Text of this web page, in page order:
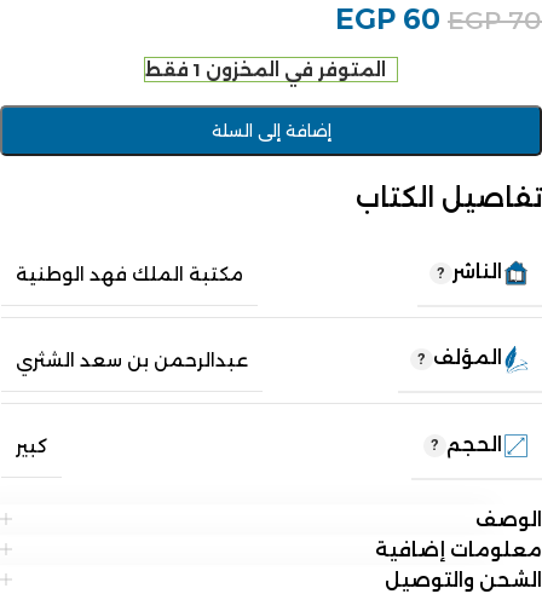
EGP70
EGP 60
المتوفر في المخزون 1 فقط
إضافة إلى السلة
تفاصيل الكتاب
الناشر مكتبة الملك فهد الوطنية
المؤلف عبدالرحمن بن سعد الشثري
الحجم كبير
الوصف
معلومات إضافية
الشحن والتوصيل